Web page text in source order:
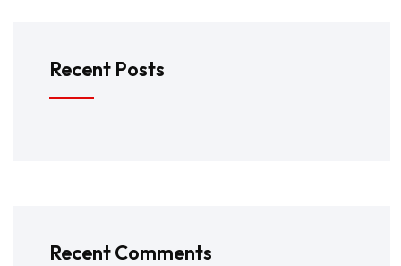
Recent Posts
Recent Comments